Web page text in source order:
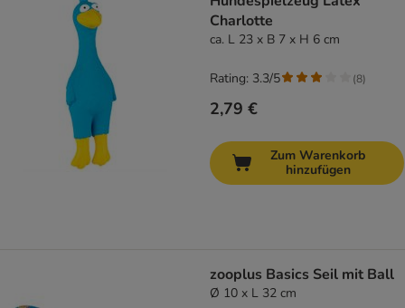
Charlotte
ca. L 23 x B 7 x H 6 cm
2,79 €
Rating: 3.3/5 (8)
Zum Warenkorb
hinzufügen
zooplus Basics Seil mit Ball
Ø 10 x L 32 cm